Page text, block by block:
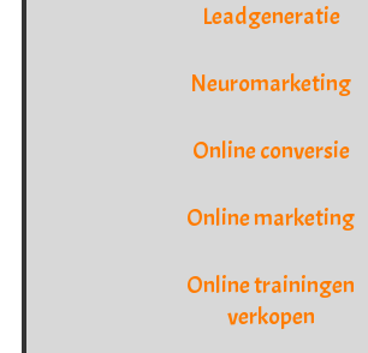
Leadgeneratie
Neuromarketing
Online conversie
Online marketing
Online trainingen
verkopen